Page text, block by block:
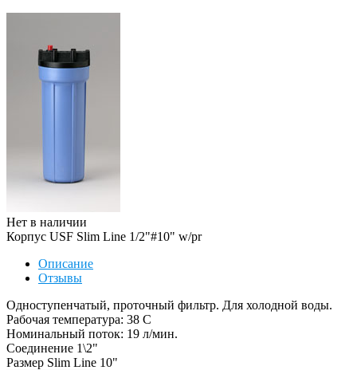
Нет в наличии
Корпус USF Slim Line 1/2"#10" w/pr
Описание
Отзывы
Одноступенчатый, проточный фильтр. Для холодной воды.
Рабочая температура: 38 С
Номинальный поток: 19 л/мин.
Соединение 1\2"
Размер Slim Line 10"